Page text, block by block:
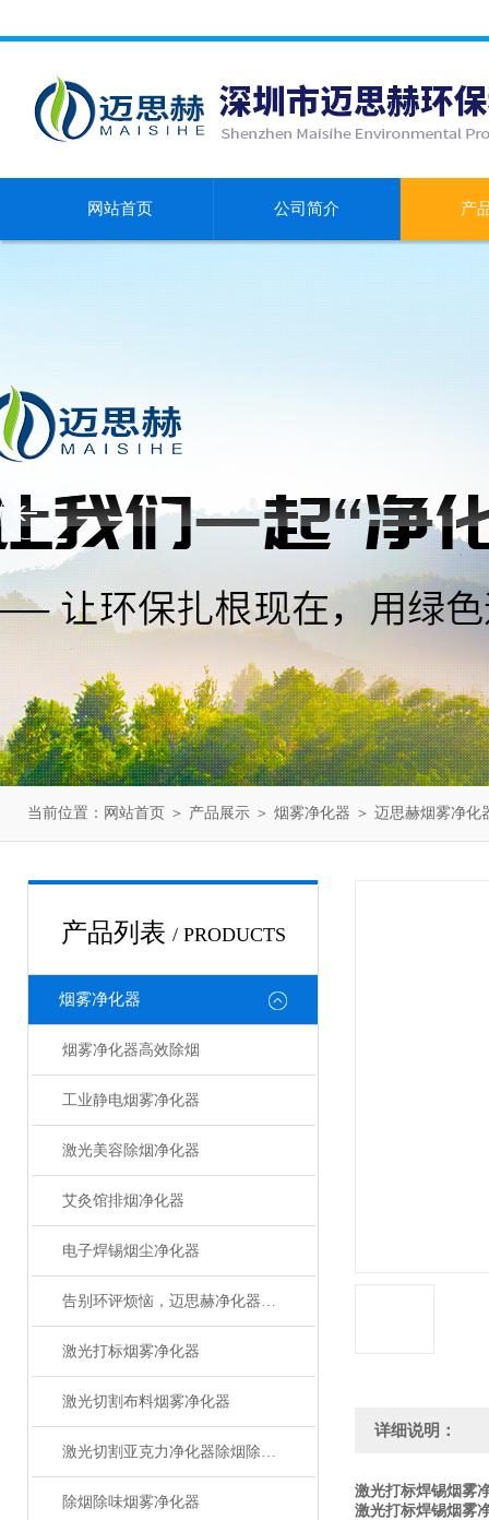
网站首页 公司简介 产
当前位置： 网站首页 ＞ 产品展示 ＞ 烟雾净化器 ＞ 迈思赫烟雾净化
产品列表 / PRODUCTS
烟雾净化器
烟雾净化器高效除烟
工业静电烟雾净化器
激光美容除烟净化器
艾灸馆排烟净化器
电子焊锡烟尘净化器
告别环评烦恼，迈思赫净化器助您轻松达标
激光打标烟雾净化器
激光切割布料烟雾净化器
激光切割亚克力净化器除烟除味设备
除烟除味烟雾净化器
详细说明：
激光打标焊锡烟雾
激光打标焊锡烟雾